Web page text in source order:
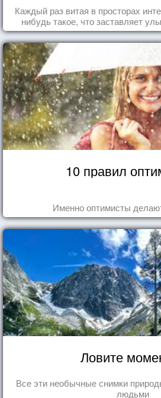
Каждый раз витая в просторах
нибудь такое, что заставляет
восхититься...
10 правил
Именно оптимисты
Ловите
Все эти необычные снимки
людьми